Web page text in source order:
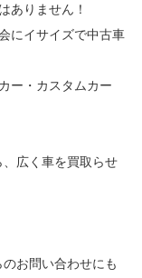
ありません！
にイサイズで中古車
ー・カスタムカー
広く車を買取らせ
お問い合わせにも